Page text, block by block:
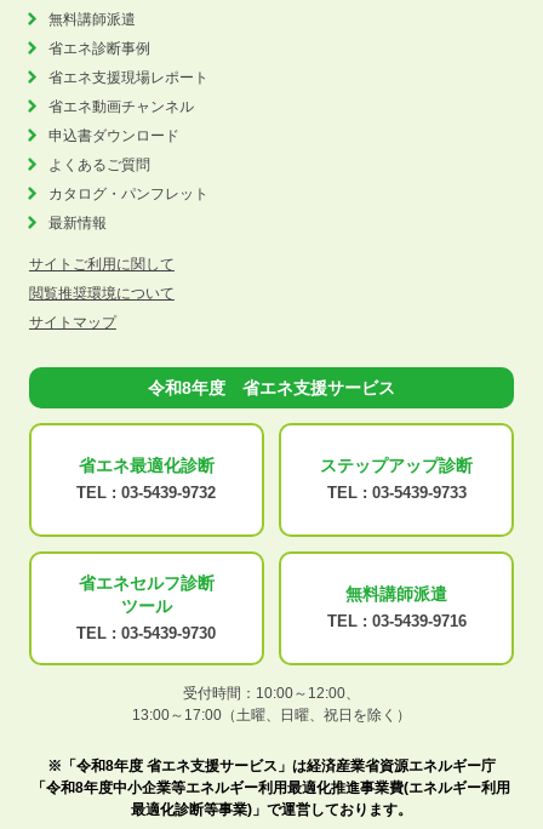
無料講師派遣
省エネ診断事例
省エネ支援現場レポート
省エネ動画チャンネル
申込書ダウンロード
よくあるご質問
カタログ・パンフレット
最新情報
サイトご利用に関して
閲覧推奨環境について
サイトマップ
令和8年度 省エネ支援サービス
省エネ最適化診断
TEL : 03-5439-9732
ステップアップ診断
TEL : 03-5439-9733
省エネセルフ診断
ツール
TEL : 03-5439-9730
無料講師派遣
TEL : 03-5439-9716
受付時間：10:00～12:00、
13:00～17:00（土曜、日曜、祝日を除く）
※「令和8年度 省エネ支援サービス」は経済産業省資源エネルギー庁
「令和8年度中小企業等エネルギー利用最適化推進事業費(エネルギー利用
最適化診断等事業)」で運営しております。